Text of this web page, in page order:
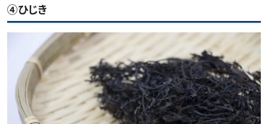
④ひじき